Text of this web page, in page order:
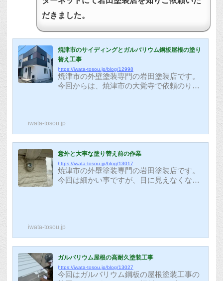
だきました。
焼津市のサイディングとガルバリウム鋼板屋根の塗り
替え工事
https://iwata-tosou.jp/blog/12998
焼津市の外壁塗装専門の岩田塗装店です。
今回からは、焼津市の大覚寺で依頼のりま
化がありました。コーキング部分は耐久性
の高いコーキングで打ち直しをして、仕上
げの塗料は耐久性の高い無機塗料を使用し
て仕上げさせてもらいます。基礎は新築時
に保護塗装をしてありますが、所々にひび
割れが発生をしているので、今回のタイミ
ングで一緒に塗装をさせてもらいます。基
iwata-tosou.jp
意外と大事な塗り替え前の作業
https://iwata-tosou.jp/blog/13017
焼津市の外壁塗装専門の岩田塗装店です。
今回は細かい事ですが、目に見えなくなる
は、このような所はサビにくいビスに交換
してから塗装をします。先日、応援で来た
職人さんが、この作業を見て大変驚いてい
ました。『今まで多くの塗装屋さんを見て
きたが、ビスを交換する会社は初めて見ま
した！そのまま塗ってしまうのが常識かと
iwata-tosou.jp
ガルバリウム屋根の高耐久塗装工事
https://iwata-tosou.jp/blog/13027
今回はガルバリウム鋼板の屋根塗装工事の